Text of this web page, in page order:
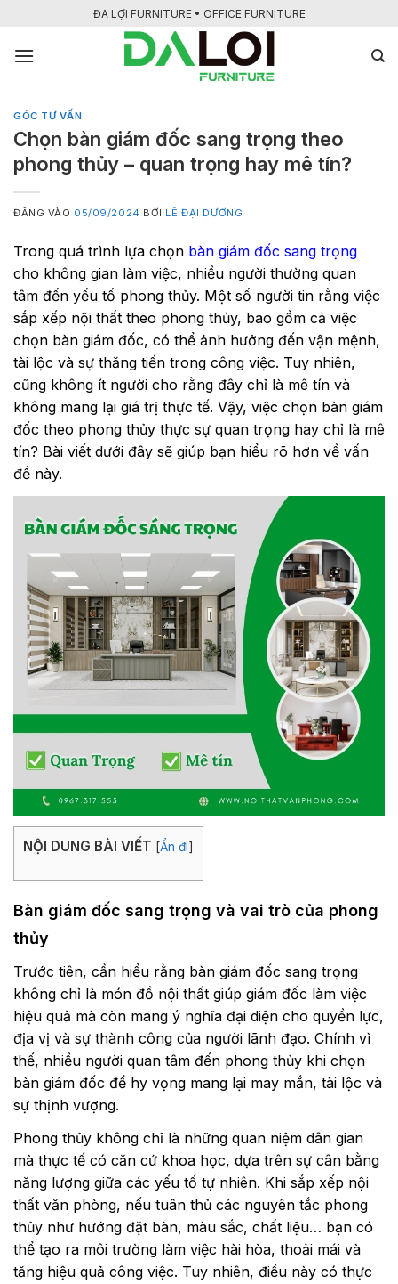
nội
ĐA LỢI FURNITURE • OFFICE FURNITURE
GÓC TƯ VẤN
Chọn bàn giám đốc sang trọng theo
phong thủy – quan trọng hay mê tín?
ĐĂNG VÀO 05/09/2024 BỞI LÊ ĐẠI DƯƠNG
Trong quá trình lựa chọn bàn giám đốc sang trọng
cho không gian làm việc, nhiều người thường quan
tâm đến yếu tố phong thủy. Một số người tin rằng việc
sắp xếp nội thất theo phong thủy, bao gồm cả việc
chọn bàn giám đốc, có thể ảnh hưởng đến vận mệnh,
tài lộc và sự thăng tiến trong công việc. Tuy nhiên,
cũng không ít người cho rằng đây chỉ là mê tín và
không mang lại giá trị thực tế. Vậy, việc chọn bàn giám
đốc theo phong thủy thực sự quan trọng hay chỉ là mê
tín? Bài viết dưới đây sẽ giúp bạn hiểu rõ hơn về vấn
đề này.
NỘI DUNG BÀI VIẾT [Ẩn đi]
Bàn giám đốc sang trọng và vai trò của phong
thủy
Trước tiên, cần hiểu rằng bàn giám đốc sang trọng
không chỉ là món đồ nội thất giúp giám đốc làm việc
hiệu quả mà còn mang ý nghĩa đại diện cho quyền lực,
địa vị và sự thành công của người lãnh đạo. Chính vì
thế, nhiều người quan tâm đến phong thủy khi chọn
bàn giám đốc để hy vọng mang lại may mắn, tài lộc và
sự thịnh vượng.
Phong thủy không chỉ là những quan niệm dân gian
mà thực tế có căn cứ khoa học, dựa trên sự cân bằng
năng lượng giữa các yếu tố tự nhiên. Khi sắp xếp nội
thất văn phòng, nếu tuân thủ các nguyên tắc phong
thủy như hướng đặt bàn, màu sắc, chất liệu… bạn có
thể tạo ra môi trường làm việc hài hòa, thoải mái và
tăng hiệu quả công việc. Tuy nhiên, điều này có thực